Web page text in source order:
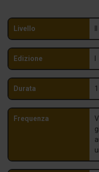
Livello
Edizione
Durata
Frequenza